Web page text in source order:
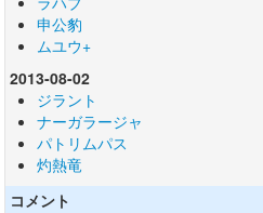
申公豹
ムユウ+
2013-08-02
ジラント
ナーガラージャ
パトリムパス
灼熱竜
コメント